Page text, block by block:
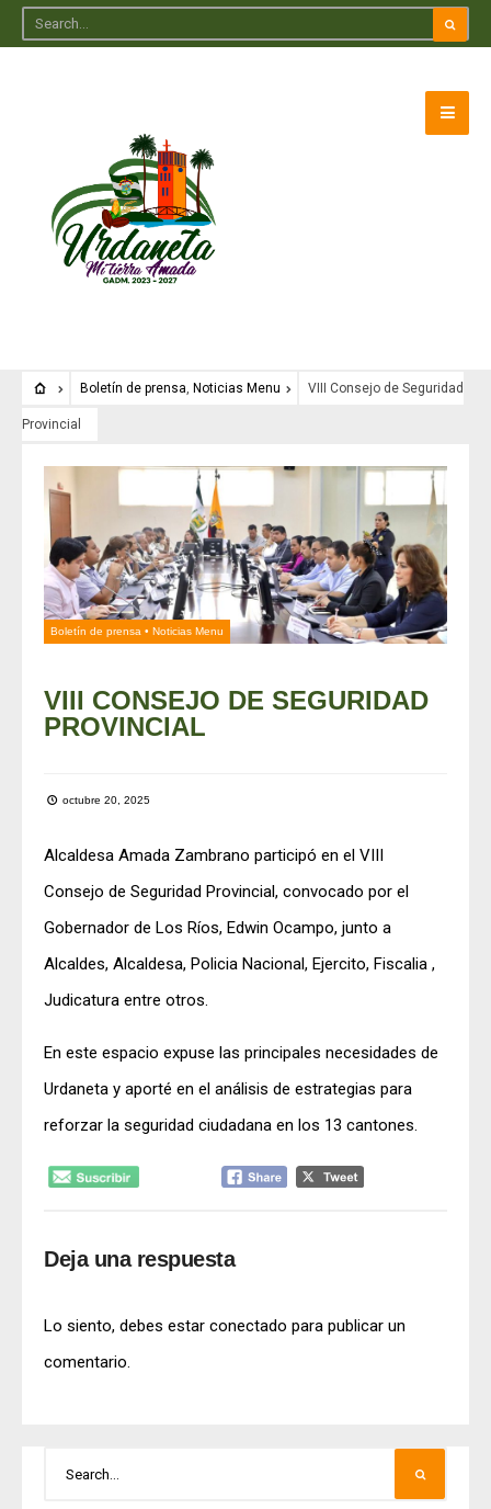
Boletín de prensa, Noticias Menu VIII Consejo de Seguridad
Provincial
Boletín de prensa • Noticias Menu
VIII CONSEJO DE SEGURIDAD
PROVINCIAL
octubre 20, 2025
Alcaldesa Amada Zambrano participó en el VIII
Consejo de Seguridad Provincial, convocado por el
Gobernador de Los Ríos, Edwin Ocampo, junto a
Alcaldes, Alcaldesa, Policia Nacional, Ejercito, Fiscalia ,
Judicatura entre otros.
En este espacio expuse las principales necesidades de
Urdaneta y aporté en el análisis de estrategias para
reforzar la seguridad ciudadana en los 13 cantones.
Deja una respuesta
Lo siento, debes estar conectado para publicar un
comentario.